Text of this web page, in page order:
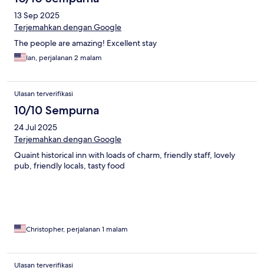
13 Sep 2025
Terjemahkan dengan Google
The people are amazing! Excellent stay
Ian, perjalanan 2 malam
Ulasan terverifikasi
10/10 Sempurna
24 Jul 2025
Terjemahkan dengan Google
Quaint historical inn with loads of charm, friendly staff, lovely
pub, friendly locals, tasty food
Christopher, perjalanan 1 malam
Ulasan terverifikasi